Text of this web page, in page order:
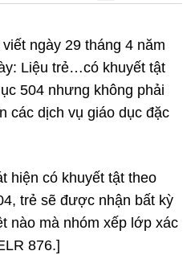
ngày 29 tháng 4 năm
Liệu trẻ…có khuyết tật
504 nhưng không phải
các dịch vụ giáo dục đặc
có khuyết tật theo
trẻ sẽ được nhận bất kỳ
nào mà nhóm xếp lớp xác
876.]